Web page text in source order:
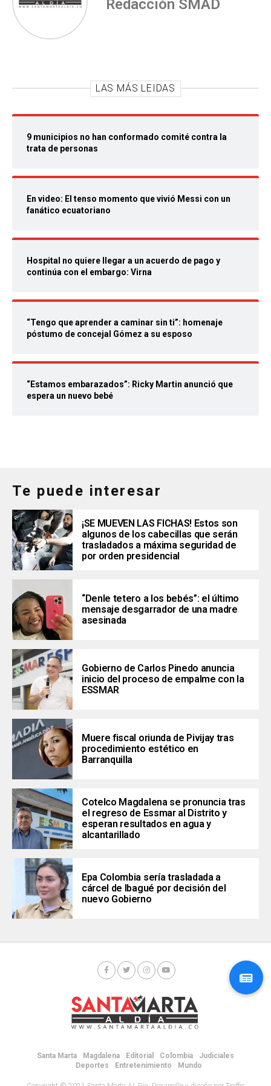
Redacción SMAD
LAS MÁS LEIDAS
9 municipios no han conformado comité contra la
trata de personas
En video: El tenso momento que vivió Messi con un
fanático ecuatoriano
Hospital no quiere llegar a un acuerdo de pago y
continúa con el embargo: Virna
“Tengo que aprender a caminar sin ti”: homenaje
póstumo de concejal Gómez a su esposo
“Estamos embarazados”: Ricky Martin anunció que
espera un nuevo bebé
Te puede interesar
¡SE MUEVEN LAS FICHAS! Estos son
algunos de los cabecillas que serán
trasladados a máxima seguridad de
por orden presidencial
“Denle tetero a los bebés”: el último
mensaje desgarrador de una madre
asesinada
Gobierno de Carlos Pinedo anuncia
inicio del proceso de empalme con la
ESSMAR
Muere fiscal oriunda de Pivijay tras
procedimiento estético en
Barranquilla
Cotelco Magdalena se pronuncia tras
el regreso de Essmar al Distrito y
esperan resultados en agua y
alcantarillado
Epa Colombia sería trasladada a
cárcel de Ibagué por decisión del
nuevo Gobierno
Santa Marta Magdalena Editorial Colombia
Judiciales
Deportes
Entretenimiento Mundo